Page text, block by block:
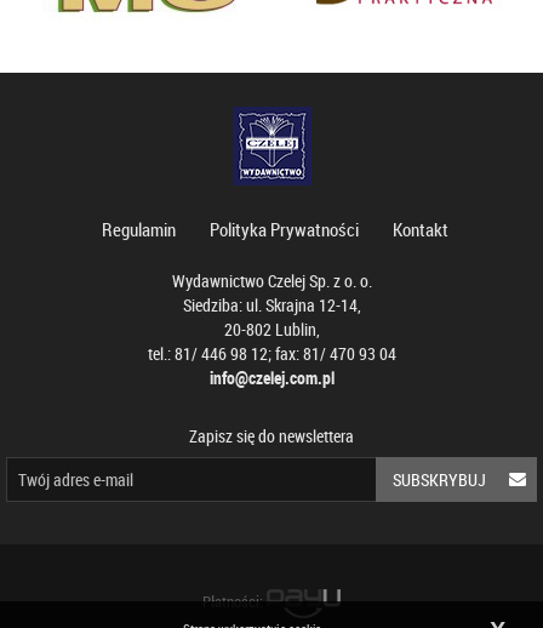
Regulamin Polityka Prywatności Kontakt
Wydawnictwo Czelej Sp. z o. o.
Siedziba: ul. Skrajna 12-14,
20-802 Lublin,
tel.: 81/ 446 98 12; fax: 81/ 470 93 04
info@czelej.com.pl
Zapisz się do newslettera
SUBSKRYBUJ
Płatności: